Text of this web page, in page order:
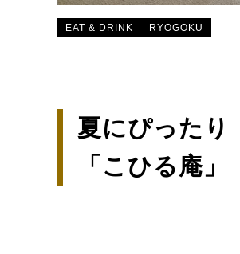
EAT & DRINK RYOGOKU
夏にぴったり
「こひる庵」